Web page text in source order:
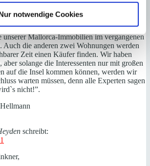
notwendige Cookies
Mal, dass ich von einem Makler höre, dass
war. Dennoch konnten wir ja mit
unserer Mallorca-Immobilien im vergangenen
Auch die anderen zwei Wohnungen werden
Zeit einen Käufer finden. Wir haben
solange die Interessenten nur mit großen
auf die Insel kommen können, werden wir
warten müssen, denn alle Experten sagen
nicht!”.
schreibt: